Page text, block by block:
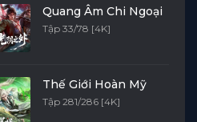
Quang Âm Chi Ngoại
Tập 33/78 [4K]
Thế Giới Hoàn Mỹ
Tập 281/286 [4K]